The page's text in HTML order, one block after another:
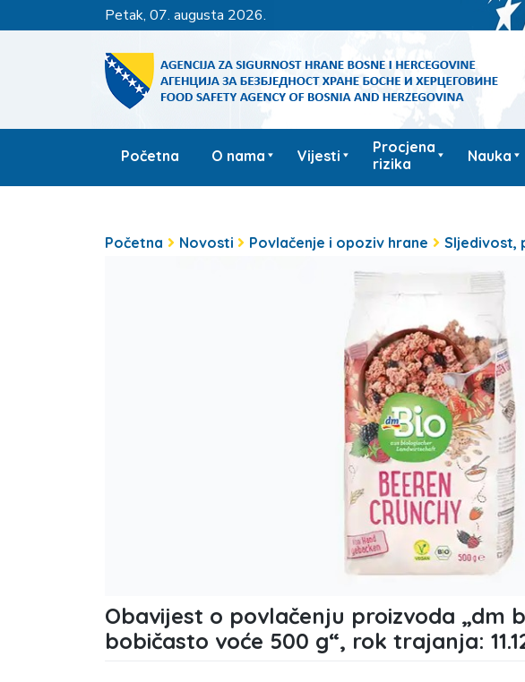
petak, 07. augusta 2026.
Početna O nama Vijesti
Procjena
rizika
Nauka
Početna Novosti Povlačenje i opoziv hrane Sljedivost,
Obavijest o povlačenju proizvoda „dm
bobičasto voće 500 g“, rok trajanja: